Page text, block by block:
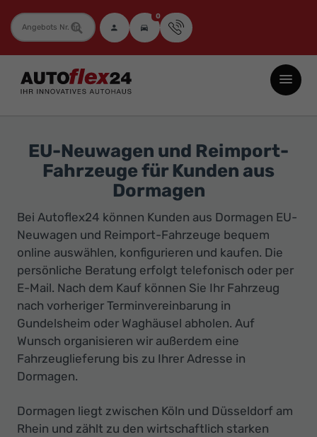
Fahrzeugnummer 0
Autoflex24
GmbH
Neuwagen
Jahreswagen
Gebrauchtwagen
zu
Top-
Preisen
-
Ihr
Innovatives
Autohaus
EU-Neuwagen und Reimport-
Fahrzeuge für Kunden aus
Dormagen
Bei Autoflex24 können Kunden aus Dormagen EU-
Neuwagen und Reimport-Fahrzeuge bequem
online auswählen, konfigurieren und kaufen. Die
persönliche Beratung erfolgt telefonisch oder per
E-Mail. Nach dem Kauf können Sie Ihr Fahrzeug
nach vorheriger Terminvereinbarung in
Gundelsheim oder Waghäusel abholen. Auf
Wunsch organisieren wir außerdem eine
Fahrzeuglieferung bis zu Ihrer Adresse in
Dormagen.
Dormagen liegt zwischen Köln und Düsseldorf am
Rhein und zählt zu den wirtschaftlich starken